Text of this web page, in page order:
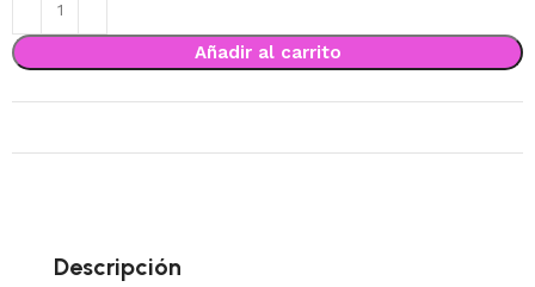
Añadir al carrito
Descripción